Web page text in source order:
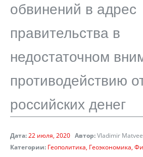
обвинений в адрес
правительства в
недостаточном
противодействию
российских денег
Дата:22 июля, 2020 Автор:Vladimir
Категории: Геополитика Геоэкономика